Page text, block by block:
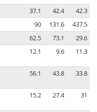
37.1 42.4
42.3
90 131.6
437.5
62.5 73.1
29.6
12.1 9.6 11.3
56.1 43.8 33.8
15.2 27.4 31